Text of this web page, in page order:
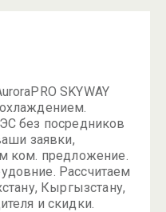
SKYWAY
без посредников
заявки,
ком. предложение.
Рассчитаем
Кыргызстану,
и скидки.